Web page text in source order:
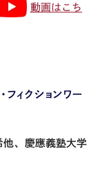
動画はこち
フィクションワー
他、慶應義塾大学